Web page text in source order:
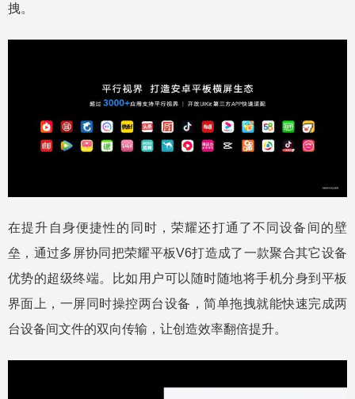
拽。
在提升自身便捷性的同时，荣耀还打通了不同设备间的壁
垒，通过多屏协同把荣耀平板V6打造成了一款聚合其它设备
优势的超级终端。比如用户可以随时随地将手机分身到平板
界面上，一屏同时操控两台设备，简单拖拽就能快速完成两
台设备间文件的双向传输，让创造效率翻倍提升。